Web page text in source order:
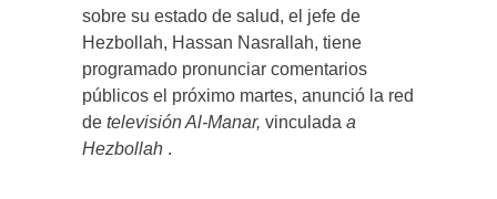
sobre su estado de salud, el jefe de
Hezbollah, Hassan Nasrallah, tiene
programado pronunciar comentarios
públicos el próximo martes, anunció la red
de televisión Al-Manar, vinculada a
Hezbollah .